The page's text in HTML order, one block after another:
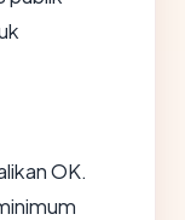
OK.